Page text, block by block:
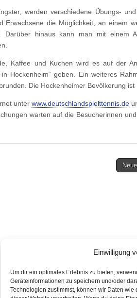
Einwilligung
Um dir ein optimales Erlebnis zu bieten,
Geräteinformationen zu speichern und/oder
Technologien zustimmst, können wir Daten
werden verschiedene Übungs- und
die Möglichkeit, an einem
hinaus kann man mit einem
Kaffee und Kuchen wird es auf der
Hockenheim“ geben. Ein weiteres
Die Hockenheimer Bevölkerung ist
unter www.deutschlandspielttennis.de
warten auf die Besucherinnen